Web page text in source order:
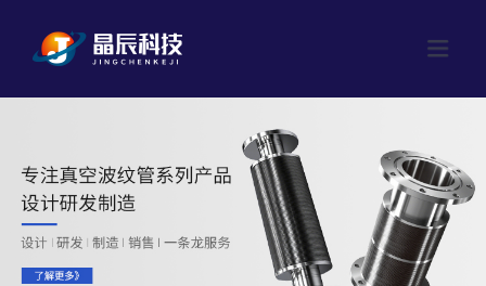
网站首页
产品中心
成型波纹管
公司介绍